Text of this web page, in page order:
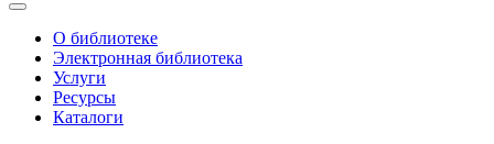
О библиотеке
Электронная библиотека
Услуги
Ресурсы
Каталоги